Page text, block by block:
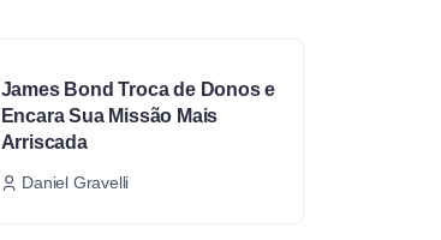
James Bond Troca de Donos e
Encara Sua Missão Mais
Arriscada
Daniel Gravelli